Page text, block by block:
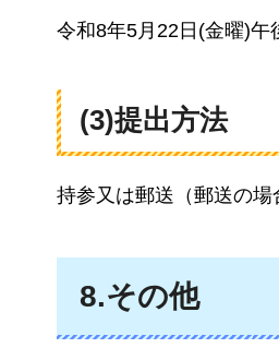
令和8年5月22日(金曜)午
(3)提出方法
持参又は郵送（郵送の場
8.その他